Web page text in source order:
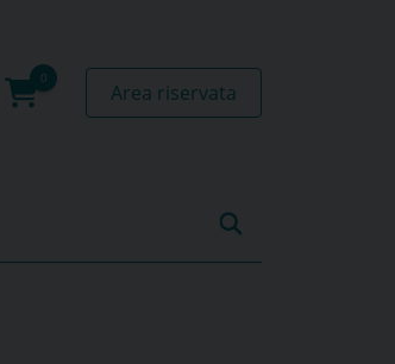
0
Area riservata